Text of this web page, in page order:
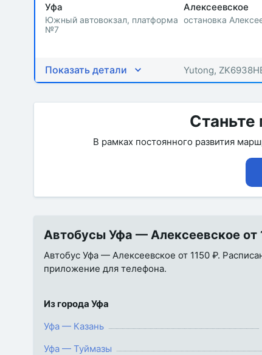
Уфа
Южный автовокзал, платформа
№7
Алексеевское
остановка
Показать детали Yutong,
Станьте
В рамках постоянного развития
Автобусы Уфа — Алексеевское от
Автобус Уфа — Алексеевское от 1150 ₽.
приложение для телефона.
Из города Уфа
Уфа — Казань
Уфа — Туймазы